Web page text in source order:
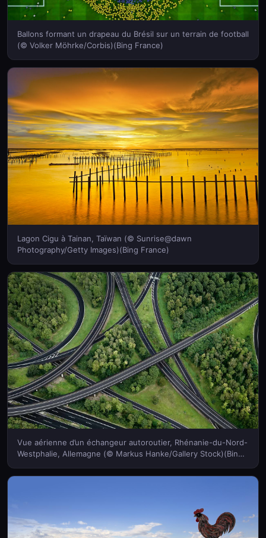
Ballons formant un drapeau du Brésil sur un terrain de football
(© Volker Möhrke/Corbis)(Bing France)
Lagon Cigu à Tainan, Taïwan (© Sunrise@dawn
Photography/Getty Images)(Bing France)
Vue aérienne d’un échangeur autoroutier, Rhénanie-du-Nord-
Westphalie, Allemagne (© Markus Hanke/Gallery Stock)(Bing